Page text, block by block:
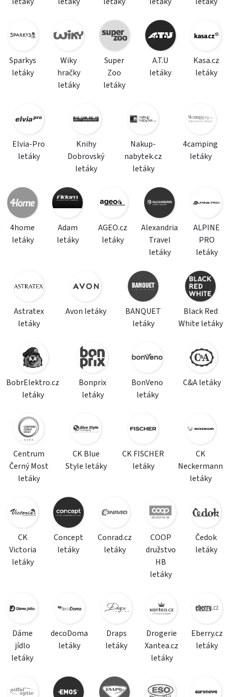
Sparkys
letáky
Wiky
hračky
letáky
Super
Zoo
letáky
A.T.U
letáky
Kasa.cz
letáky
Elvia-Pro
letáky
Knihy
Dobrovský
letáky
Nakup-
nabytek.cz
letáky
4camping
letáky
4home
letáky
Adam
letáky
AGEO.cz
letáky
Alexandria
Travel
letáky
ALPINE
PRO
letáky
Astratex
letáky
Avon letáky
BANQUET
letáky
Black Red
White letáky
BobrElektro.cz
letáky
Bonprix
letáky
BonVeno
letáky
C&A letáky
Centrum
Černý Most
letáky
CK Blue
Style letáky
CK FISCHER
letáky
CK
Neckermann
letáky
CK
Victoria
letáky
Concept
letáky
Conrad.cz
letáky
COOP
družstvo
HB
letáky
Čedok
letáky
Dáme
jídlo
letáky
decoDoma
letáky
Draps
letáky
Drogerie
Xantea.cz
letáky
Eberry.cz
letáky